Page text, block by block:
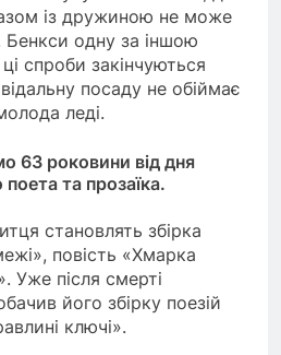
із дружиною не може
Бенкси одну за іншою
спроби закінчуються
посаду не обіймає
леді.
63 роковини від дня
поета та прозаїка.
становлять збірка
повість «Хмарка
Уже після смерті
його збірку поезій
ключі».